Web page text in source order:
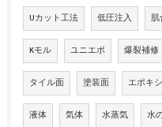
Uカット工法 低圧注入 肌
Kモル ユニエポ 爆裂補修
タイル面 塗装面 エポキ
液体 気体 水蒸気 水